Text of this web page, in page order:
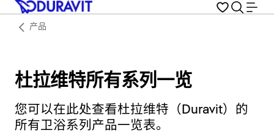
产品
杜拉维特所有系列一览
您可以在此处查看杜拉维特（Duravit）的
所有卫浴系列产品一览表。